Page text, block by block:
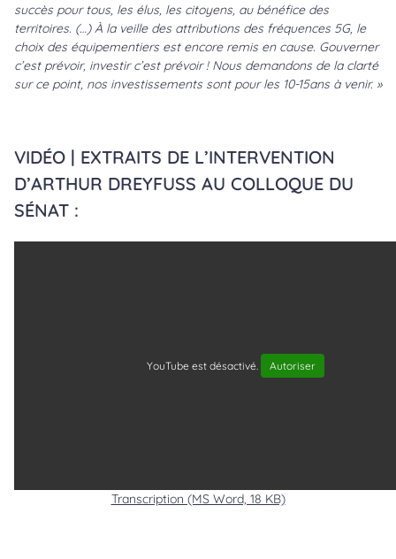
succès pour tous, les élus, les citoyens, au bénéfice des
territoires. (…)À la veille des attributions des fréquences 5G, le
choix des équipementiers est encore remis en cause. Gouverner
c’est prévoir, investir c’est prévoir ! Nous demandons de la clarté
sur ce point, nos investissements sont pour les 10-15ans à venir. »
VIDÉO | EXTRAITS DE L’INTERVENTION
D’ARTHUR DREYFUSS AU COLLOQUE DU
SÉNAT :
YouTube est désactivé. Autoriser
Transcription (MS Word, 18 KB)